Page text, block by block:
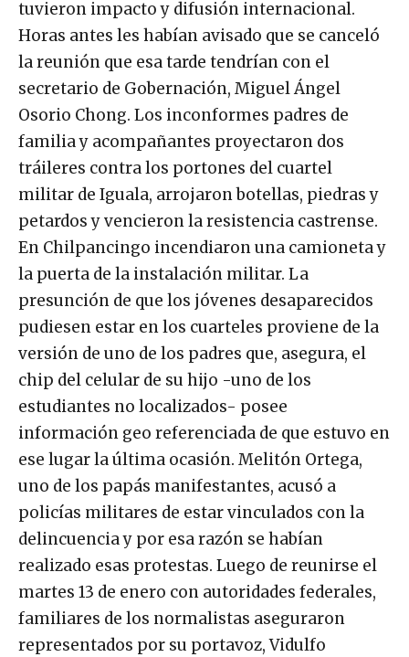
tuvieron impacto y difusión internacional.
Horas antes les habían avisado que se canceló
la reunión que esa tarde tendrían con el
secretario de Gobernación, Miguel Ángel
Osorio Chong. Los inconformes padres de
familia y acompañantes proyectaron dos
tráileres contra los portones del cuartel
militar de Iguala, arrojaron botellas, piedras y
petardos y vencieron la resistencia castrense.
En Chilpancingo incendiaron una camioneta y
la puerta de la instalación militar. La
presunción de que los jóvenes desaparecidos
pudiesen estar en los cuarteles proviene de la
versión de uno de los padres que, asegura, el
chip del celular de su hijo -uno de los
estudiantes no localizados- posee
información geo referenciada de que estuvo en
ese lugar la última ocasión. Melitón Ortega,
uno de los papás manifestantes, acusó a
policías militares de estar vinculados con la
delincuencia y por esa razón se habían
realizado esas protestas. Luego de reunirse el
martes 13 de enero con autoridades federales,
familiares de los normalistas aseguraron
representados por su portavoz, Vidulfo